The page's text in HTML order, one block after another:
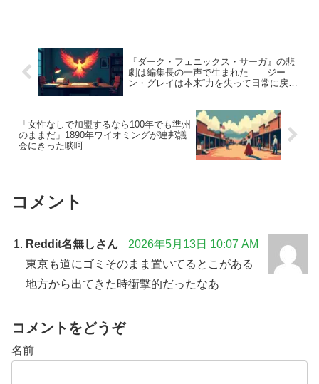
『ダーク・フェニックス・サーガ』の悲
劇は編集長の一声で生まれた——ジー
ン・グレイは本来“力を失って日常に戻
「女性なしで加盟するなら100年でも準州
のままだ」1890年ワイオミングが連邦議
会にきった啖呵
コメント
Reddit名無しさん
2026年5月13日 10:07 AM
東京も道にゴミそのまま置いてるとこがある
地方から出てきた時衝撃的だったなあ
コメントをどうぞ
名前